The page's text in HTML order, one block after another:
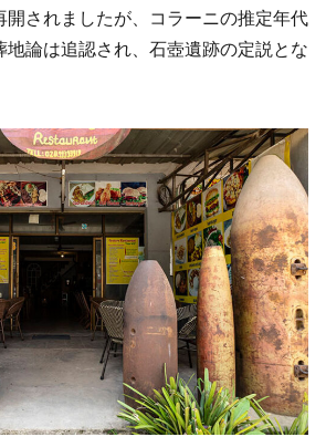
開されましたが、コラーニの推定年代
地論は追認され、石壺遺跡の定説とな